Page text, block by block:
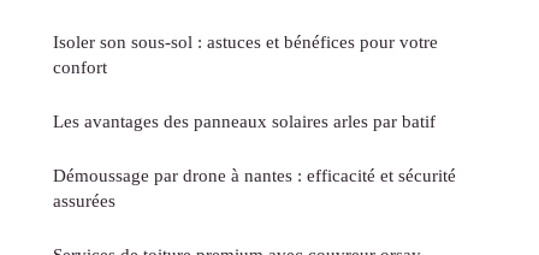
Isoler son sous-sol : astuces et bénéfices pour votre
confort
Les avantages des panneaux solaires arles par batif
Démoussage par drone à nantes : efficacité et sécurité
assurées